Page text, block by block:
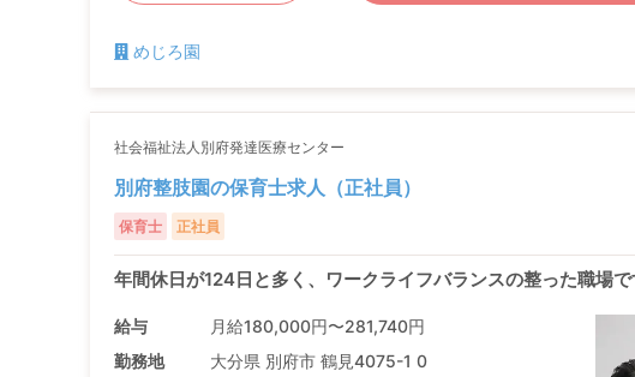
めじろ園
社会福祉法人別府発達医療センター
別府整肢園の保育士求人（正社員）
保育士 正社員
年間休日が124日と多く、ワークライフバランスの整った職場
給与
月給180,000円〜281,740円
勤務地
大分県 別府市 鶴見4075-1 0